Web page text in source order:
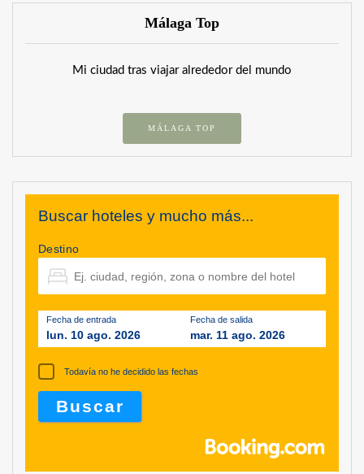
Málaga Top
Mi ciudad tras viajar alrededor del mundo
MÁLAGA TOP
Buscar hoteles y mucho más...
Destino
Fecha de entrada
lun. 10 ago. 2026
Fecha de salida
mar. 11 ago. 2026
Todavía no he decidido las fechas